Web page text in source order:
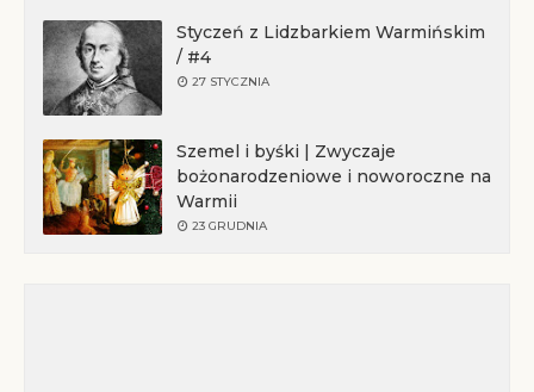
Styczeń z Lidzbarkiem Warmińskim
/ #4
27 STYCZNIA
Szemel i byśki | Zwyczaje
bożonarodzeniowe i noworoczne na
Warmii
23 GRUDNIA